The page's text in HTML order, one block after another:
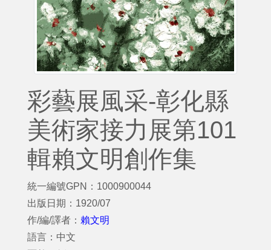
彩藝展風采-彰化縣
美術家接力展第101
輯賴文明創作集
統一編號GPN：1000900044
出版日期：1920/07
作/編/譯者： 賴文明
語言：中文